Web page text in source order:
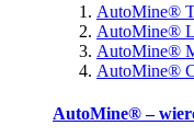
AutoMine®
AutoMine®
AutoMine®
AutoMine®
AutoMine® –